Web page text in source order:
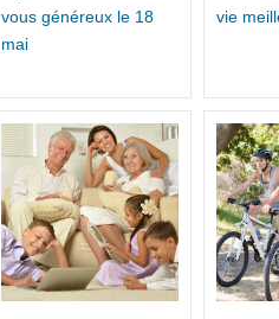
vous généreux le 18
mai
vie